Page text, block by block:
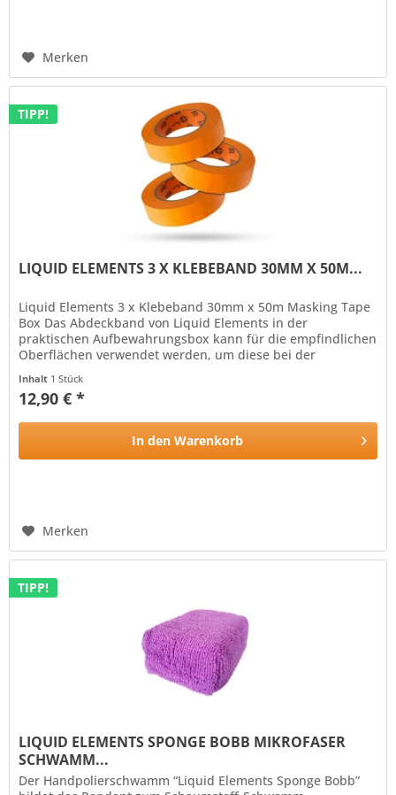
Merken
TIPP!
LIQUID ELEMENTS 3 X KLEBEBAND 30MM X 50M...
Liquid Elements 3 x Klebeband 30mm x 50m Masking Tape
Box Das Abdeckband von Liquid Elements in der
praktischen Aufbewahrungsbox kann für die empfindlichen
Oberflächen verwendet werden, um diese bei der
Inhalt 1 Stück
12,90 € *
In den Warenkorb
Merken
TIPP!
LIQUID ELEMENTS SPONGE BOBB MIKROFASER
SCHWAMM...
Der Handpolierschwamm “Liquid Elements Sponge Bobb”